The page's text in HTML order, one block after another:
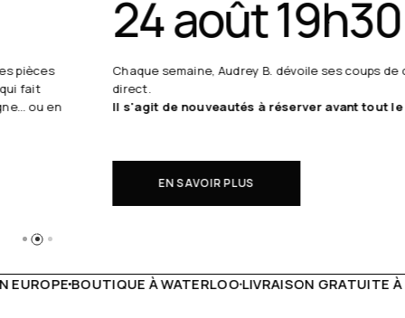
24 août 19h30
Chaque semaine, Audrey B. dévoile ses coups de cœur en
direct.
Il s'agit de nouveautés à réserver avant tout le monde.
EN SAVOIR PLUS
LIVRAISON GRATUITE À PARTIR DE 150€LIVE